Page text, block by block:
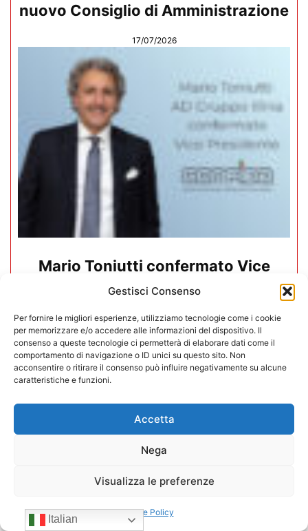
Gestisci Consenso
Per fornire le migliori esperienze, utilizziamo tecnologie come i cookie
per memorizzare e/o accedere alle informazioni del dispositivo. Il
consenso a queste tecnologie ci permetterà di elaborare dati come il
comportamento di navigazione o ID unici su questo sito. Non
acconsentire o ritirare il consenso può influire negativamente su alcune
caratteristiche e funzioni.
Accetta
Nega
Visualizza le preferenze
Cookie Policy
nuovo Consiglio di Amministrazione
17/07/2026
Mario Toniutti confermato Vice
Presidente di CONFIDA per il
15/07/2026
Italian